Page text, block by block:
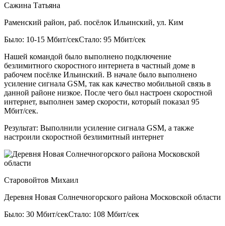
Сажина Татьяна
Раменский район, раб. посёлок Ильинский, ул. Ким
Было: 10-15 Мбит/секСтало: 95 Мбит/сек
Нашей командой было выполнено подключение
безлимитного скоростного интернета в частный доме в
рабочем посёлке Ильинский. В начале было выполнено
усиление сигнала GSM, так как качество мобильной связь в
данной районе низкое. После чего был настроен скоростной
интернет, выполнен замер скорости, который показал 95
Мбит/сек.
Результат: Выполнили усиление сигнала GSM, а также
настроили скоростной безлимитный интернет
Старовойтов Михаил
Деревня Новая Солнечногорского района Московской области
Было: 30 Мбит/секСтало: 108 Мбит/сек